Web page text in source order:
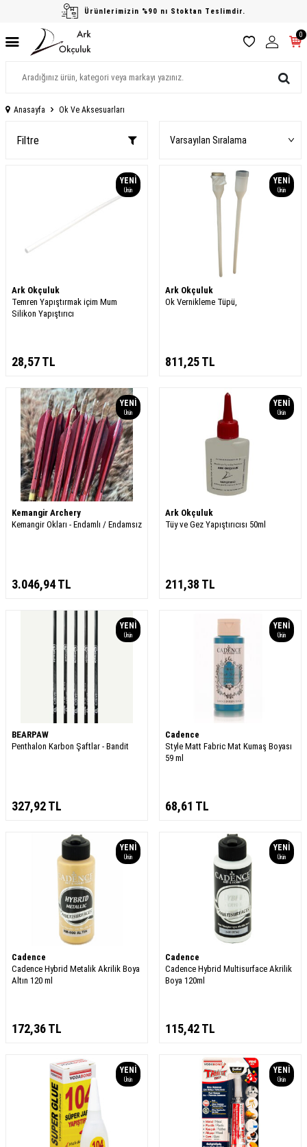
Ürünlerimizin %90 nı Stoktan Teslimdir.
0
Anasayfa Ok Ve Aksesuarları
Filtre
YENI
Ürün
Ark Okçuluk
Temren Yapıştırmak içim Mum
Silikon Yapıştırıcı
28,57TL
YENI
Ürün
Ark Okçuluk
Ok Vernikleme Tüpü,
811,25TL
YENI
Ürün
Kemangir Archery
Kemangir Okları - Endamlı / Endamsız
3.046,94TL
YENI
Ürün
Ark Okçuluk
Tüy ve Gez Yapıştırıcısı 50ml
211,38 TL
YENI
Ürün
BEARPAW
Penthalon Karbon Şaftlar - Bandit
327,92TL
YENI
Ürün
Cadence
Style Matt Fabric Mat Kumaş Boyası
59 ml
68,61 TL
YENI
Ürün
Cadence
Cadence Hybrid Metalik Akrilik Boya
Altın 120 ml
172,36TL
YENI
Ürün
Cadence
Cadence Hybrid Multisurface Akrilik
Boya 120ml
115,42TL
YENI
Ürün
YENI
Ürün